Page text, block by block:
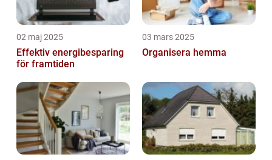
02 maj 2025
Effektiv energibesparing
för framtiden
03 mars 2025
Organisera hemma